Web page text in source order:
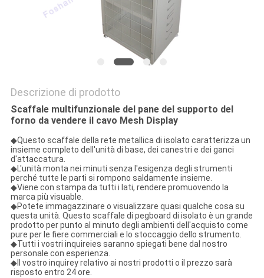
Descrizione di prodotto
Scaffale multifunzionale del pane del supporto del
forno da vendere il cavo Mesh Display
◆Questo scaffale della rete metallica di isolato caratterizza un
insieme completo dell'unità di base, dei canestri e dei ganci
d'attaccatura.
◆L'unità monta nei minuti senza l'esigenza degli strumenti
perché tutte le parti si rompono saldamente insieme.
◆Viene con stampa da tutti i lati, rendere promuovendo la
marca più visuable.
◆Potete immagazzinare o visualizzare quasi qualche cosa su
questa unità. Questo scaffale di pegboard di isolato è un grande
prodotto per punto al minuto degli ambienti dell'acquisto come
pure per le fiere commerciali e lo stoccaggio dello strumento.
◆Tutti i vostri inquireies saranno spiegati bene dal nostro
personale con esperienza.
◆Il vostro inquirey relativo ai nostri prodotti o il prezzo sarà
risposto entro 24 ore.